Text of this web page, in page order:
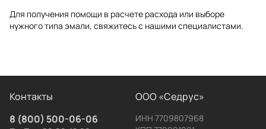
Для получения помощи в расчете расхода или выборе
нужного типа эмали, свяжитесь с нашими специалистами.
Контакты
8 (800) 500-06-06
ООО «Седрус»
ИНН 7709807968